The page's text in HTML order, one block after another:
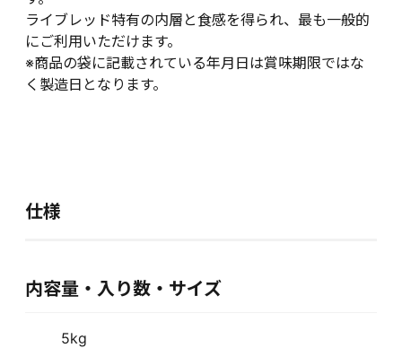
ライブレッド特有の内層と食感を得られ、最も一般的
にご利用いただけます。
※商品の袋に記載されている年月日は賞味期限ではな
く製造日となります。
仕様
内容量・入り数・サイズ
5kg